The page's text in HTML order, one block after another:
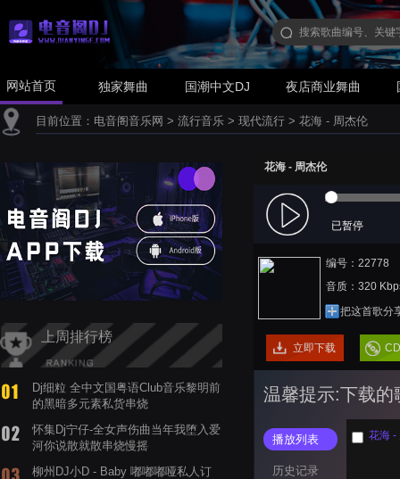
网站首页 独家舞曲 国潮中文DJ 夜店商业舞曲
目前位置： 电音阁音乐网 > 流行音乐 > 现代流行 > 花海 - 周杰伦
上周排行榜
Dj细粒 全中文国粤语Club音乐黎明前
的黑暗多元素私货串烧
怀集Dj宁仔-全女声伤曲当年我堕入爱
河你说散就散串烧慢摇
柳州DJ小D - Baby 嘟嘟嘟哑私人订
花海 - 周杰伦
已暂停
编号：22778
音质：320
把这首歌分
立即下载
温馨提示:下载的
播放列表
历史记录
花海 -